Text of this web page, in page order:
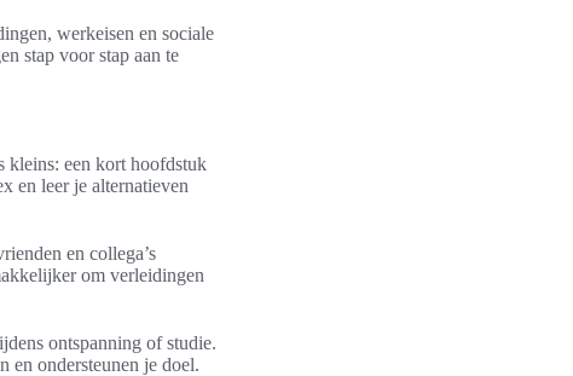
werkeisen en sociale
stap voor stap aan te
kleins: een kort hoofdstuk
en leer je alternatieven
en collega’s
om verleidingen
ontspanning of studie.
en ondersteunen je doel.